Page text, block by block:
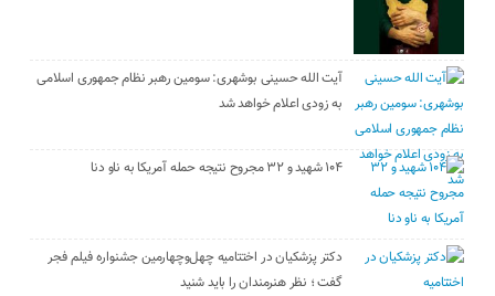
آیت الله حسینی بوشهری: سومین رهبر نظام جمهوری اسلامی
به زودی اعلام خواهد شد
۱۰۴ شهید و ۳۲ مجروح نتیجه حمله آمریکا به ناو دنا
دکتر پزشکیان در اختتامیه چهل‌وچهارمین جشنواره فیلم فجر
گفت ؛ نظر هنرمندان را باید شنید